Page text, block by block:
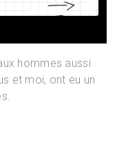
hommes aussi
et moi, ont eu un